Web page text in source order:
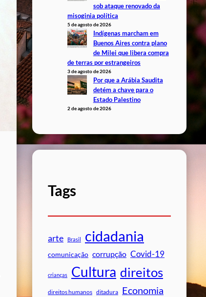
sob ataque renovado da
misoginia política
5 de agosto de 2026
Indígenas marcham em
Buenos Aires contra plano
de Milei que libera compra
de terras por estrangeiros
3 de agosto de 2026
Por que a Arábia Saudita
detém a chave para o
Estado Palestino
2 de agosto de 2026
Tags
arte Brasil cidadania
comunicação corrupção Covid-19
crianças Cultura direitos
direitos humanos ditadura Economia